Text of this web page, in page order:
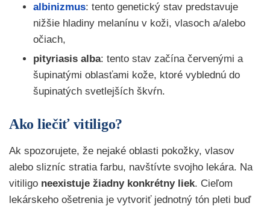
albinizmus: tento genetický stav predstavuje
nižšie hladiny melanínu v koži, vlasoch a/alebo
očiach,
pityriasis alba: tento stav začína červenými a
šupinatými oblasťami kože, ktoré vyblednú do
šupinatých svetlejších škvŕn.
Ako liečiť vitiligo?
Ak spozorujete, že nejaké oblasti pokožky, vlasov
alebo slizníc stratia farbu, navštívte svojho lekára. Na
vitiligo neexistuje žiadny konkrétny liek. Cieľom
lekárskeho ošetrenia je vytvoriť jednotný tón pleti buď